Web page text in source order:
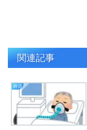
関連記事
終活